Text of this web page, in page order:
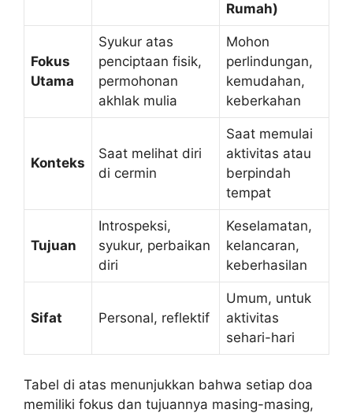
Rumah)
Fokus
Utama
Syukur atas
penciptaan fisik,
permohonan
akhlak mulia
Mohon
perlindungan,
kemudahan,
keberkahan
Konteks
Saat melihat diri
di cermin
Saat memulai
aktivitas atau
berpindah
tempat
Tujuan
Introspeksi,
syukur, perbaikan
diri
Keselamatan,
kelancaran,
keberhasilan
Sifat Personal, reflektif
Umum, untuk
aktivitas
sehari-hari
Tabel di atas menunjukkan bahwa setiap doa
memiliki fokus dan tujuannya masing-masing,